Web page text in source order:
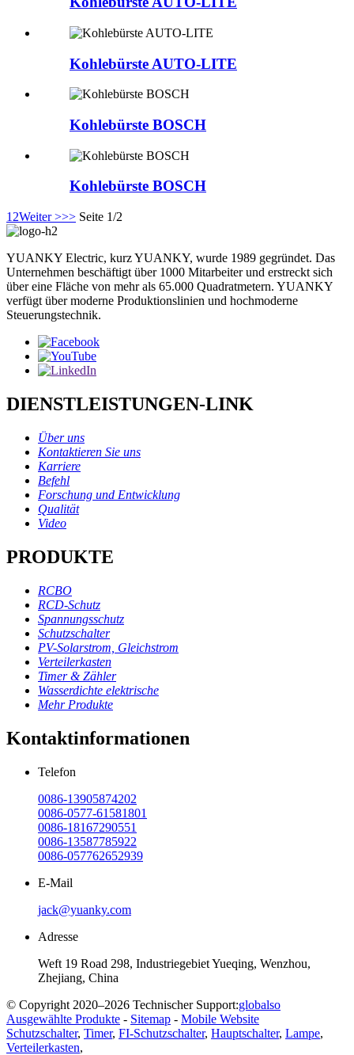
Kohlebürste AUTO-LITE
Kohlebürste BOSCH
Kohlebürste BOSCH
1 2Weiter >>> Seite 1/2
YUANKY Electric, kurz YUANKY, wurde 1989 gegründet. Das
Unternehmen beschäftigt über 1000 Mitarbeiter und erstreckt sich
über eine Fläche von mehr als 65.000 Quadratmetern. YUANKY
verfügt über moderne Produktionslinien und hochmoderne
Steuerungstechnik.
DIENSTLEISTUNGEN-LINK
Über uns
Kontaktieren Sie uns
Karriere
Befehl
Forschung und Entwicklung
Qualität
Video
PRODUKTE
RCBO
RCD-Schutz
Spannungsschutz
Schutzschalter
PV-Solarstrom, Gleichstrom
Verteilerkasten
Timer & Zähler
Wasserdichte elektrische
Mehr Produkte
Kontaktinformationen
Telefon
0086-13905874202
0086-0577-61581801
0086-18167290551
0086-13587785922
0086-057762652939
E-Mail
jack@yuanky.com
Adresse
Weft 19 Road 298, Industriegebiet Yueqing, Wenzhou,
Zhejiang, China
© Copyright 2020–2026 Technischer Support:globalso
Ausgewählte Produkte - Sitemap - Mobile Website
Schutzschalter, Timer, FI-Schutzschalter, Hauptschalter, Lampe,
Verteilerkasten,